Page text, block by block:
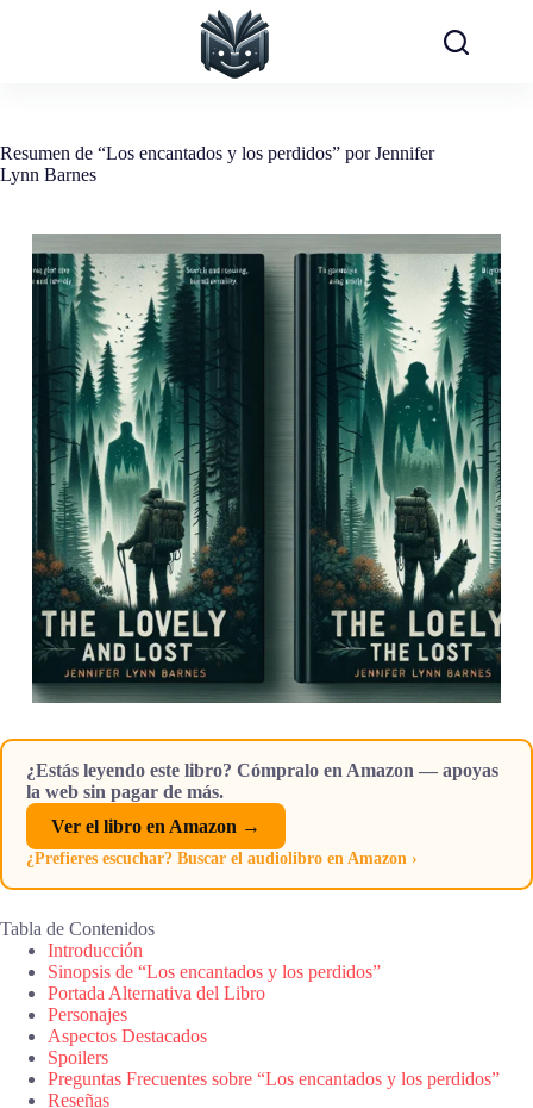
Resumen de “Los encantados y los perdidos” por Jennifer
Lynn Barnes
¿Estás leyendo este libro? Cómpralo en Amazon — apoyas
la web sin pagar de más.
Ver el libro en Amazon →
¿Prefieres escuchar? Buscar el audiolibro en Amazon ›
Tabla de Contenidos
Introducción
Sinopsis de “Los encantados y los perdidos”
Portada Alternativa del Libro
Personajes
Aspectos Destacados
Spoilers
Preguntas Frecuentes sobre “Los encantados y los perdidos”
Reseñas